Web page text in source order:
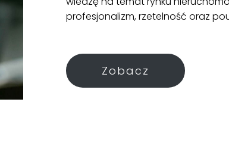
profesjonalizm, rzetelność oraz
Zobacz